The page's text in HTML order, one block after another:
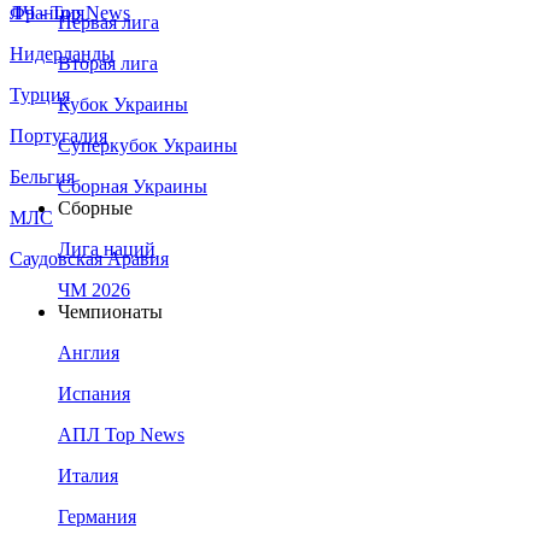
Франция
Нидерланды
Турция
Португалия
Бельгия
МЛС
Саудовская Аравия
ЛЧ - Top News
Первая лига
Вторая лига
Кубок Украины
Суперкубок Украины
Сборная Украины
Сборные
Лига наций
ЧМ 2026
Чемпионаты
Англия
Испания
АПЛ Top News
Италия
Германия